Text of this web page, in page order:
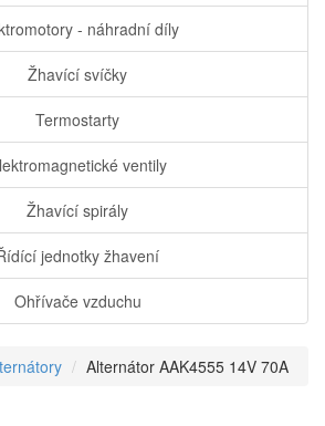
- náhradní díly
Žhavící svíčky
Termostarty
ventily
Žhavící spirály
jednotky žhavení
Ohřívače vzduchu
Alternátor AAK4555 14V 70A